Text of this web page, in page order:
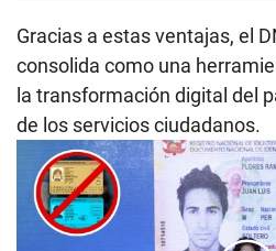
Gracias a estas ventajas, el
consolida como una
la transformación digital del
de los servicios ciudadanos.